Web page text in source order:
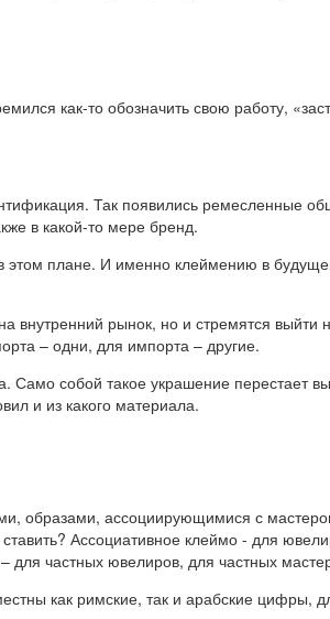
как-то обозначить свою работу,
Так появились ремесленные
в какой-то мере бренд.
плане. И именно клеймению в
внутренний рынок, но и стремятся выйти
– одни, для импорта – другие.
Само собой такое украшение перестает
и из какого материала.
образами, ассоциирующимися с
Ассоциативное клеймо - для
частных ювелиров, для частных
как римские, так и арабские цифры,